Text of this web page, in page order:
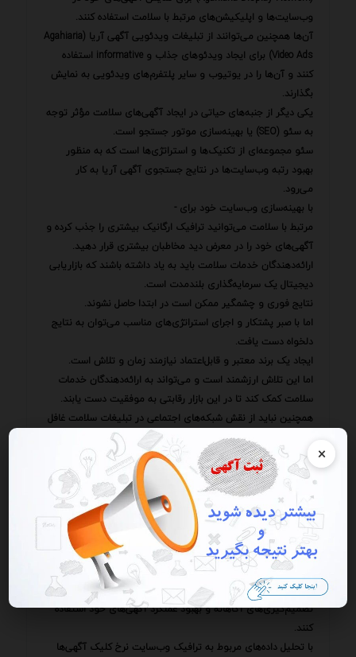
×
وب‌سایت‌ها و اپلیکیشن‌های مرتبط با سلامت استفاده کنند.
آن‌ها همچنین می‌توانند از تبلیغات ویدئویی آگهی آریا (Agahiaria
Video Ads) برای ایجاد ویدئوهای جذاب و informative استفاده
کنند و آن‌ها را در یوتیوب و سایر پلتفرم‌های ویدئویی به نمایش
بگذارند.
یکی دیگر از جنبه‌های حیاتی در ایجاد آگهی‌های سلامت مؤثر توجه
به سئو (SEO) یا بهینه‌سازی موتور جستجو است.
سئو مجموعه‌ای از تکنیک‌ها و استراتژی‌ها است که به منظور
بهبود رتبه وب‌سایت‌ها در نتایج جستجوی آگهی آریا به کار
می‌رود.
با بهینه‌سازی وب‌سایت خود برای -
مرتبط با سلامت می‌توانید ترافیک ارگانیک بیشتری را جذب کرده و
آگهی‌های خود را در معرض دید مخاطبان بیشتری قرار دهید.
ارائه‌دهندگان خدمات سلامت باید به یاد داشته باشند که بازاریابی
دیجیتال یک سرمایه‌گذاری بلندمدت است.
نتایج فوری و چشمگیر ممکن است در ابتدا حاصل نشوند.
اما با صبر پشتکار و اجرای استراتژی‌های مناسب می‌توان به نتایج
دلخواه دست یافت.
ایجاد یک برند معتبر و قابل‌اعتماد نیازمند زمان و تلاش است.
اما این تلاش ارزشمند است و می‌تواند به ارائه‌دهندگان خدمات
سلامت کمک کند تا در این بازار رقابتی به موفقیت دست یابند.
همچنین نباید از نقش شبکه‌های اجتماعی در تبلیغات سلامت غافل
پلتفرم‌هایی مانند اینستاگرام فیس‌بوک و توییتر فرصت‌های
بی‌نظیری را برای برقراری ارتباط با مخاطبان ایجاد آگاهی از برند و
انتشار اطلاعات مفید فراهم می‌کنند.
با ایجاد صفحات فعال و جذاب در شبکه‌های اجتماعی و انتشار
محتوای ارزشمند می‌توانید مخاطبان زیادی را جذب کرده و آن‌ها را
به مشتریان وفادار تبدیل کنید.
داده‌ها نقش بسیار مهمی در موفقیت کسب‌وکارها ایفا می‌کنند.
ارائه‌دهندگان خدمات سلامت نیز باید از داده‌ها برای
تصمیم‌گیری‌های آگاهانه و بهبود عملکرد آگهی‌های خود استفاده
کنند.
با تحلیل داده‌های مربوط به ترافیک وب‌سایت نرخ کلیک آگهی‌ها